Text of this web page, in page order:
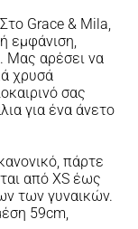
Grace & Mila,
εμφάνιση,
Μας αρέσει να
χρυσά
σας
για ένα άνετο
πάρτε
από XS έως
των γυναικών.
59cm,